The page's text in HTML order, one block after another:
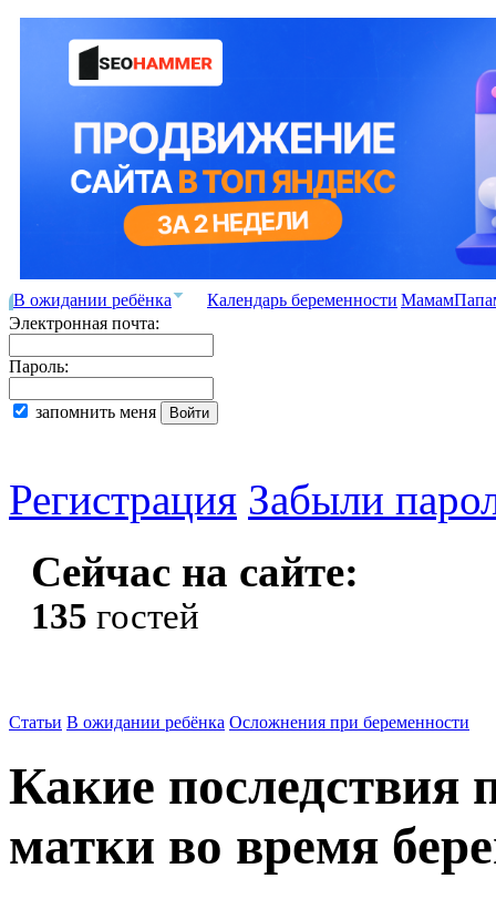
В ожидании ребёнка Календарь беременности Мамам
Электронная почта:
Пароль:
запомнить меня
Регистрация Забыли
Сейчас на сайте:
135 гостей
Статьи В ожидании ребёнка Осложнения при беременности
Какие последствия
матки во время